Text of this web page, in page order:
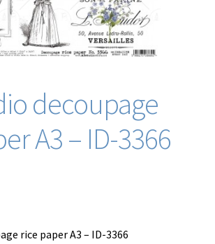
decoupage
A3 – ID-3366
rice paper A3 – ID-3366